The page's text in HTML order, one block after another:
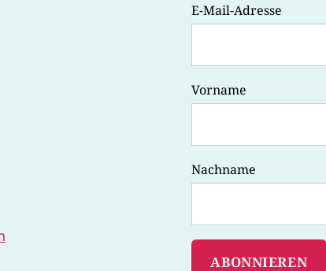
E-Mail-Adresse
Vorname
Nachname